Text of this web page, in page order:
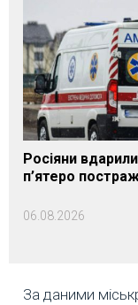
Росіяни
п’ятеро
06.08.2026
За даними